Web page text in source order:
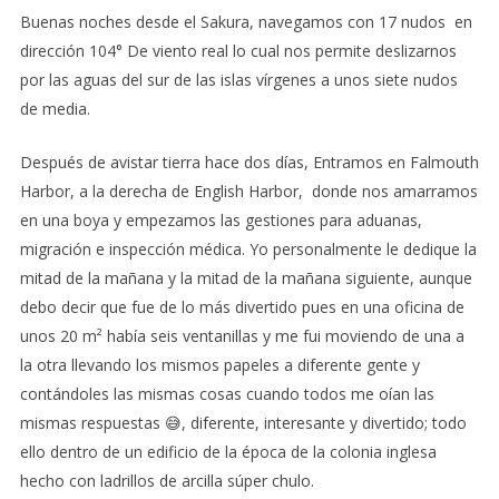
Buenas noches desde el Sakura, navegamos con 17 nudos en
dirección 104° De viento real lo cual nos permite deslizarnos
por las aguas del sur de las islas vírgenes a unos siete nudos
de media.
Después de avistar tierra hace dos días, Entramos en Falmouth
Harbor, a la derecha de English Harbor, donde nos amarramos
en una boya y empezamos las gestiones para aduanas,
migración e inspección médica. Yo personalmente le dedique la
mitad de la mañana y la mitad de la mañana siguiente, aunque
debo decir que fue de lo más divertido pues en una oficina de
unos 20 m² había seis ventanillas y me fui moviendo de una a
la otra llevando los mismos papeles a diferente gente y
contándoles las mismas cosas cuando todos me oían las
mismas respuestas 😅, diferente, interesante y divertido; todo
ello dentro de un edificio de la época de la colonia inglesa
hecho con ladrillos de arcilla súper chulo.